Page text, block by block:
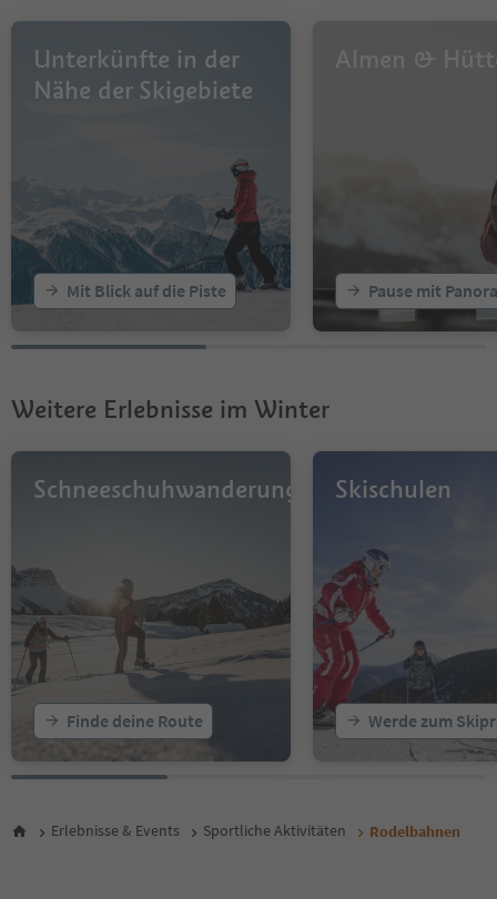
Unterkünfte in der
Nähe der Skigebiete
Mit Blick auf die Piste
Almen &
Pause mit
Weitere Erlebnisse im Winter
Schneeschuhwanderungen
Finde deine Route
Skischulen
Werde zum
Erlebnisse & Events Sportliche Aktivitäten Rodelbahnen